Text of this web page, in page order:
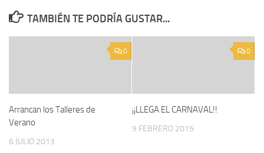
TAMBIÉN TE PODRÍA GUSTAR...
0
Arrancan los Talleres de
Verano
6 JULIO 2013
0
¡¡LLEGA EL CARNAVAL!!
9 FEBRERO 2015